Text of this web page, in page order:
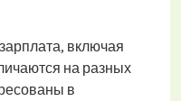
включая
на разных
в